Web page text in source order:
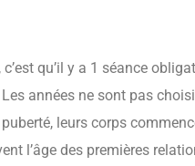
qu’il y a 1 séance
années ne sont pas
leurs corps
l’âge des premières